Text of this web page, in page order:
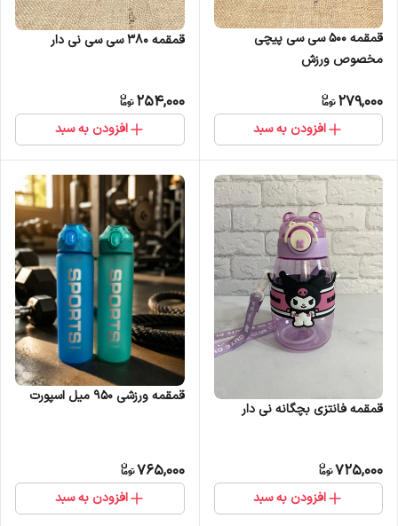
قمقمه 500 سی سی پیچی
مخصوص ورزش
279,000
افزودن به سبد
قمقمه 380 سی سی نی دار
254,000
افزودن به سبد
قمقمه فانتزی بچگانه نی دار
725,000
افزودن به سبد
قمقمه ورزشی 950 میل اسپورت
765,000
افزودن به سبد